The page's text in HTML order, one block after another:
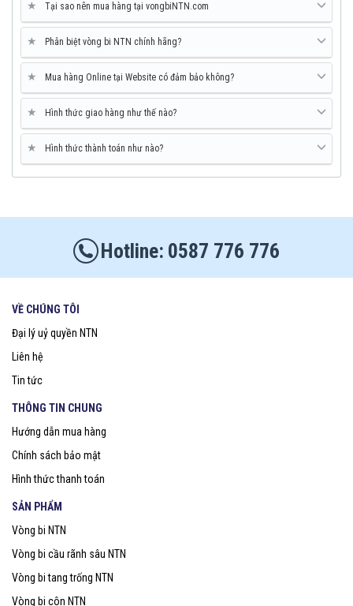
★ Tại sao nên mua hàng tại vongbiNTN.com
★ Phân biệt vòng bi NTN chính hãng?
★ Mua hàng Online tại Website có đảm bảo không?
★ Hình thức giao hàng như thế nào?
★ Hình thức thành toán như nào?
0587 776 776
VỀ CHÚNG TÔI
Đại lý uỷ quyền NTN
Liên hệ
Tin tức
THÔNG TIN CHUNG
Hướng dẫn mua hàng
Chính sách bảo mật
Hình thức thanh toán
SẢN PHẨM
Vòng bi NTN
Vòng bi cầu rãnh sâu NTN
Vòng bi tang trống NTN
Vòng bi côn NTN